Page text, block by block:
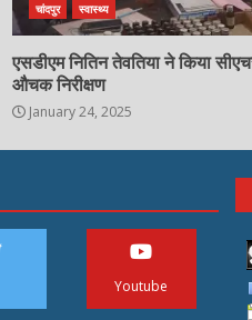
चांदपुर स्वास्थ्य
एसडीएम नितिन तेवतिया ने किया
औचक निरीक्षण
January 24, 2025
Youtube